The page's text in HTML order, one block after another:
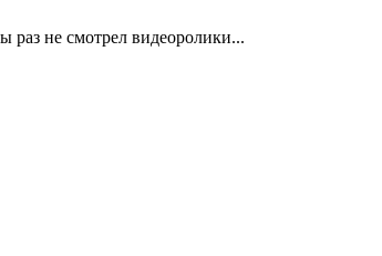
раз не смотрел видеоролики...